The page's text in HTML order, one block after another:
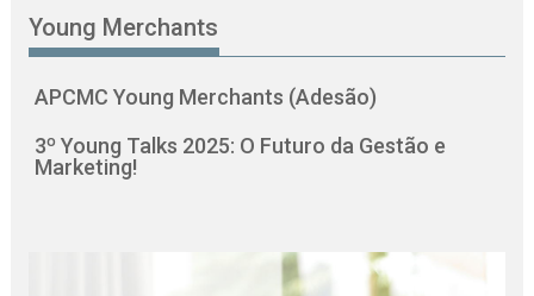
Young Merchants
APCMC Young Merchants (Adesão)
3º Young Talks 2025: O Futuro da Gestão e
Marketing!